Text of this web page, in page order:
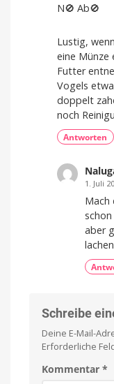
N🚫 Ab🚫
Lustig,
eine Münze
Futter
Vogels
doppelt
noch
Antworten
1. Juli
Mach
aber
Schreibe
Deine E-Mail-
Erforderliche
Kommentar *